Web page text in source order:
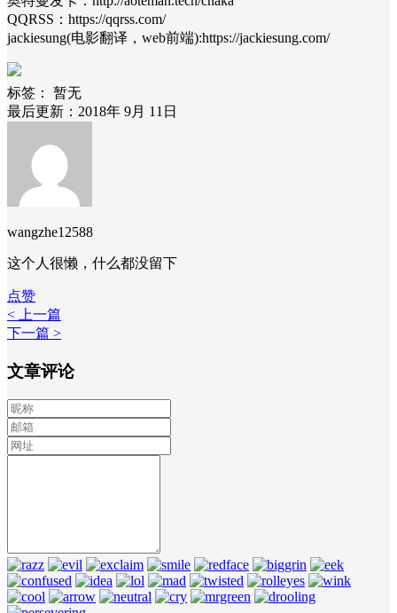
QQRSS：https://qqrss.com/
jackiesung(电影翻译，web前端):https://jackiesung.com/
标签：
暂无
最后更新：2018年 9月 11日
wangzhe12588
这个人很懒，什么都没留下
点赞
< 上一篇
下一篇 >
文章评论